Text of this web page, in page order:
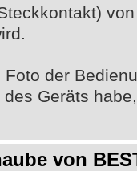
der
Geräts
von